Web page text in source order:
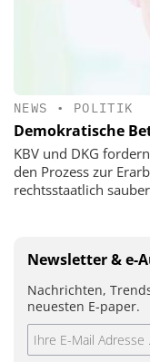
NEWS • POLITIK
Demokratische
KBV und DKG
den Prozess zur
rechtsstaatlich
Newsletter & e-
Nachrichten,
neuesten E-paper.